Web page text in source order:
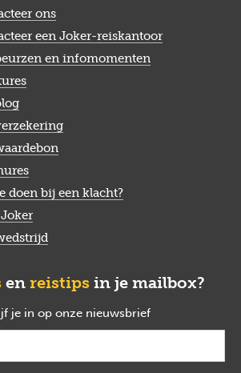
ons
een Joker-reiskantoor
en infomomenten
doen bij een klacht?
en reistips in je mailbox?
je in op onze nieuwsbrief